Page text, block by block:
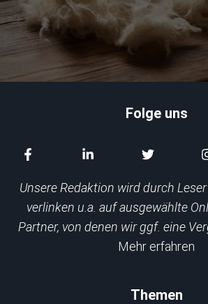
Folge uns
Unsere Redaktion wird durch
verlinken u.a. auf ausgewählte
Partner, von denen wir ggf. eine
Mehr erfahren
Themen